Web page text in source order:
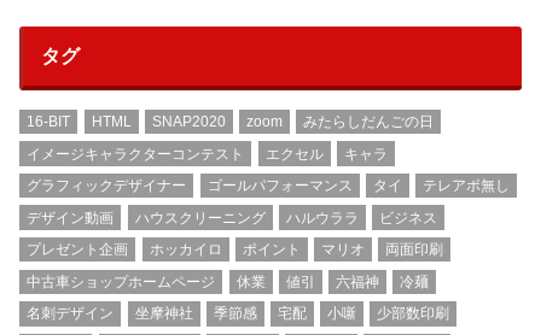
タグ
16-BIT HTML SNAP2020 zoom
みたらしだんごの日
イメージキャラクターコンテスト
エクセル
キャラ
グラフィックデザイナー
ゴールパフォーマンス タイ
テレアポ無し
デザイン動画
ハウスクリーニング ハルウララ
ビジネス
プレゼント企画
ホッカイロ ポイント マリオ
両面印刷
中古車ショップホームページ
休業 値引 六福神
冷麺
名刺デザイン
坐摩神社 季節感 宅配 小噺
少部数印刷